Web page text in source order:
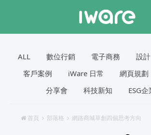
ALL 數位行銷 電子商務 設計
客戶案例
iWare 日常 網頁規劃
分享會
科技新知 ESG
首頁 部落格 網路商城草創四個思考方向